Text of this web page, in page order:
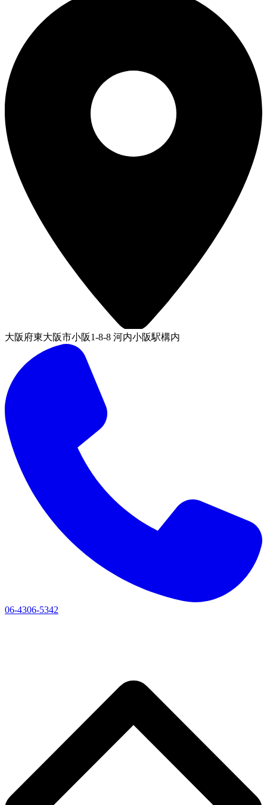
大阪府東大阪市小阪1-8-8 河内小阪駅構内
06-4306-5342